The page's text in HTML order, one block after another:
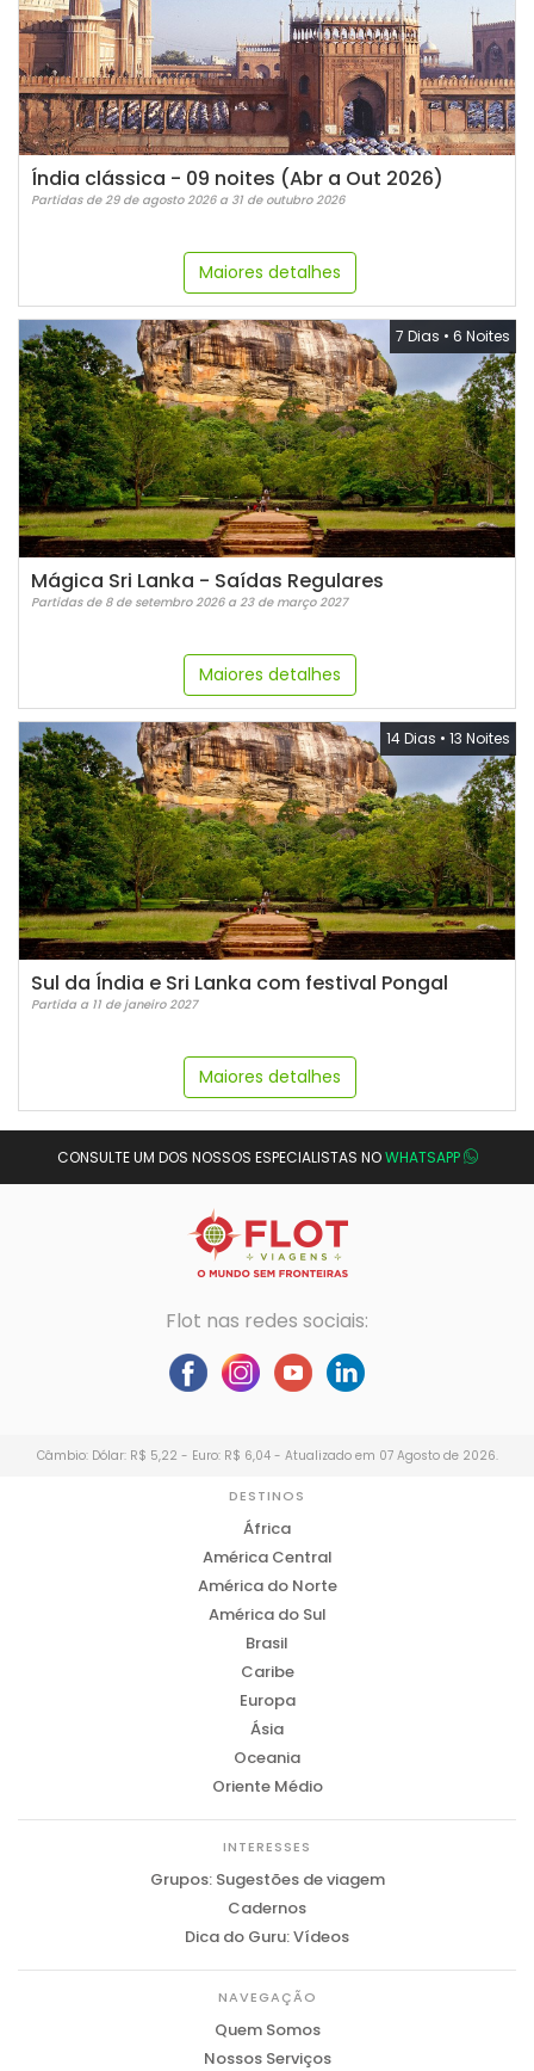
Índia clássica - 09 noites (Abr a Out 2026)
Partidas de 29 de agosto 2026 a 31 de outubro 2026
Maiores detalhes
7 Dias • 6 Noites
Mágica Sri Lanka - Saídas Regulares
Partidas de 8 de setembro 2026 a 23 de março 2027
Maiores detalhes
14 Dias • 13 Noites
Sul da Índia e Sri Lanka com festival Pongal
Partida a 11 de janeiro 2027
Maiores detalhes
CONSULTE UM DOS NOSSOS ESPECIALISTAS NOWHATSAPP
Flot nas redes sociais:
Câmbio: Dólar: R$ 5,22 - Euro: R$ 6,04 - Atualizado em 07 Agosto de 2026.
DESTINOS
África
América Central
América do Norte
América do Sul
Brasil
Caribe
Europa
Ásia
Oceania
Oriente Médio
INTERESSES
Grupos: Sugestões de viagem
Cadernos
Dica do Guru: Vídeos
NAVEGAÇÃO
Quem Somos
Nossos Serviços